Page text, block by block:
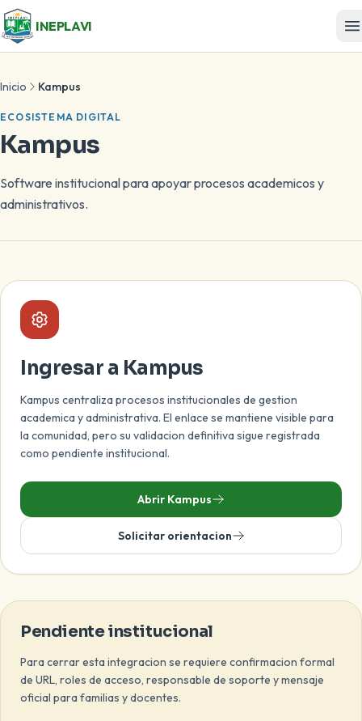
INEPLAVI
Inicio Kampus
ECOSISTEMA DIGITAL
Kampus
Software institucional para apoyar procesos academicos y
administrativos.
Ingresar a Kampus
Kampus centraliza procesos institucionales de gestion
academica y administrativa. El enlace se mantiene visible para
la comunidad, pero su validacion definitiva sigue registrada
como pendiente institucional.
Abrir Kampus
Solicitar orientacion
Pendiente institucional
Para cerrar esta integracion se requiere confirmacion formal
de URL, roles de acceso, responsable de soporte y mensaje
oficial para familias y docentes.